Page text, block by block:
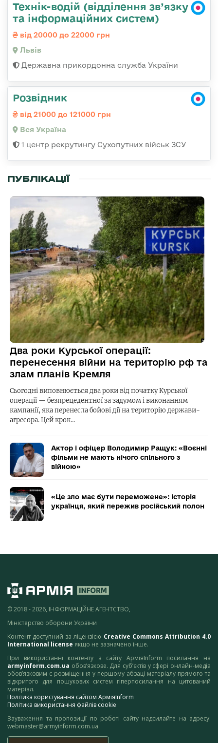
Технік-водій (відділення зв’язку
та інформаційних систем)
від 20000 до 22000 грн
Львів
Державна прикордонна служба України
Розвідник
від 21000 до 121000 грн
Вся Україна
1 центр рекрутингу Сухопутних військ ЗСУ
ПУБЛІКАЦІЇ
Два роки Курської операції:
перенесення війни на територію рф та
злам планів Кремля
Сьогодні виповнюється два роки від початку Курської
операції — безпрецедентної за задумом і виконанням
кампанії, яка перенесла бойові дії на територію держави-
агресора. Цей крок…
Актор і офіцер Володимир Ращук: «Воєнні
фільми не мають нічого спільного з
війною»
«Це зло має бути переможене»: історія
українця, який пережив російський полон
© 2018 - 2026, ІНФОРМАЦІЙНЕ АГЕНТСТВО,
Міністерство оборони України
Контент доступний за ліцензією Creative Commons Attribution 4.0
International license якщо не зазначено інше.
При використанні контенту з сайту АрміяInform посилання на
armyinform.com.ua обов’язкове. Для суб’єктів у сфері онлайн-медіа
обов’язковим є розміщення у першому абзаці матеріалу прямого та
відкритого для пошукових систем гіперпосилання на цитований
матеріал.
Політика користування сайтом АрміяInform
Політика використання файлів cookie
Зауваження та пропозиції по роботі сайту надсилайте на адресу:
webmaster@armyinform.com.ua